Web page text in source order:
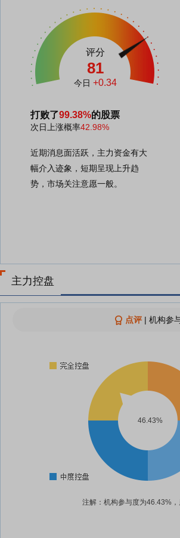
评分
81
今日 +0.34
打败了99.38%的股票
次日上涨概率42.98%
近期消息面活跃，主力资金有大
幅介入迹象，短期呈现上升趋
势，市场关注意愿一般。
主力控盘
点评| 机构参
46.43%
注解：机构参与度为46.43%